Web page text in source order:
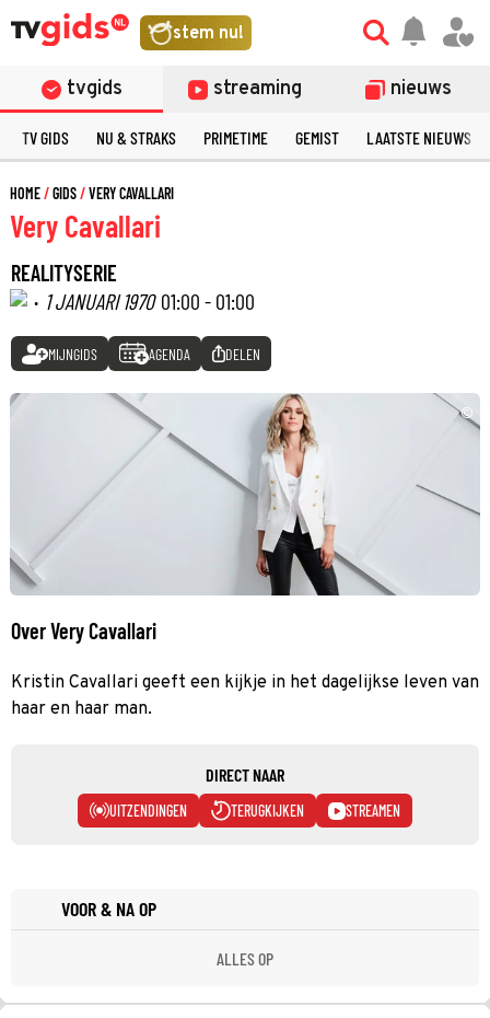
stem nu!
tvgids streaming nieuws
TV GIDS NU & STRAKS PRIMETIME GEMIST LAATSTE NIEUWS
HOME GIDS VERY CAVALLARI
Very Cavallari
REALITYSERIE
· 1 JANUARI 1970 01:00 - 01:00
MIJNGIDS AGENDA DELEN
©
Over Very Cavallari
Kristin Cavallari geeft een kijkje in het dagelijkse leven van
haar en haar man.
DIRECT NAAR
UITZENDINGEN TERUGKIJKEN STREAMEN
VOOR & NA OP
ALLES OP